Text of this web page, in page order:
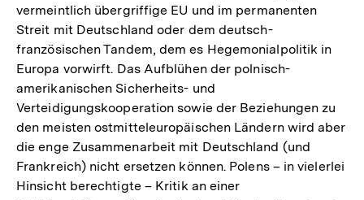
vermeintlich übergriffige EU und im permanenten
Streit mit Deutschland oder dem deutsch-
französischen Tandem, dem es Hegemonialpolitik in
Europa vorwirft. Das Aufblühen der polnisch-
amerikanischen Sicherheits- und
Verteidigungskooperation sowie der Beziehungen zu
den meisten ostmitteleuropäischen Ländern wird aber
die enge Zusammenarbeit mit Deutschland (und
Frankreich) nicht ersetzen können. Polens – in vielerlei
Hinsicht berechtigte – Kritik an einer